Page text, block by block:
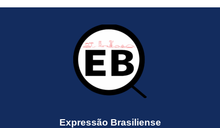
Expressão Brasiliense